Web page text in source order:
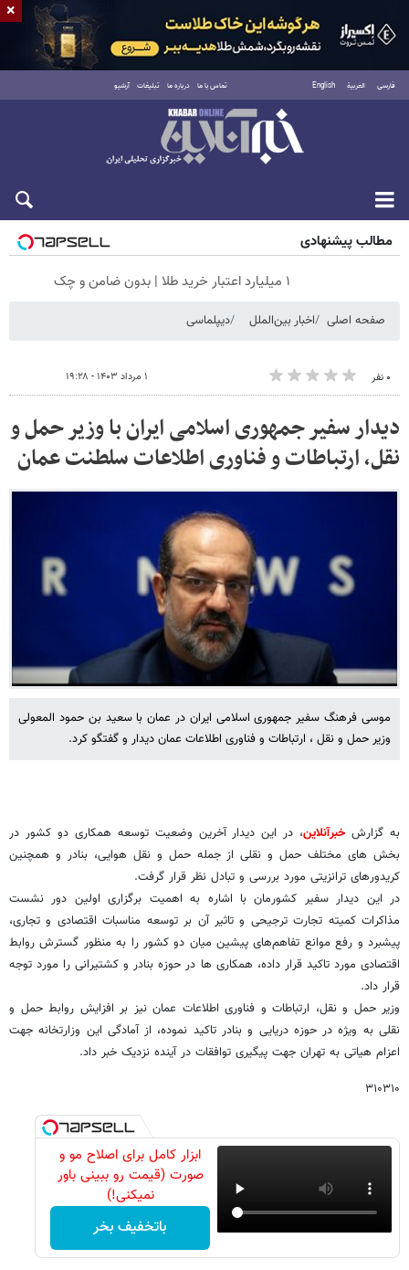
فارسی العربية English تماس با ما درباره ما تبلیغات آرشیو
جمعه ۱۶ مرداد ۱۴۰۵
مطالب پیشنهادی
۱ میلیارد اعتبار خرید طلا | بدون ضامن و چک
صفحه اصلی اخبار بین‌الملل دیپلماسی
۰ نفر ۱ مرداد ۱۴۰۳ - ۱۹:۲۸
دیدار سفیر جمهوری اسلامی ایران با وزیر حمل و
نقل، ارتباطات و فناوری اطلاعات سلطنت عمان
موسی فرهنگ سفیر جمهوری اسلامی ایران در عمان با سعید بن حمود المعولی
وزیر حمل و نقل ، ارتباطات و فناوری اطلاعات عمان دیدار و گفتگو کرد.
به گزارشخبرآنلاین، در این دیدار آخرین وضعیت توسعه همکاری دو کشور در
بخش های مختلف حمل و نقلی از جمله حمل و نقل هوایی، بنادر و همچنین
کریدورهای ترانزیتی مورد بررسی و تبادل نظر قرار گرفت.
در این دیدار سفیر کشورمان با اشاره به اهمیت برگزاری اولین دور نشست
مذاکرات کمیته تجارت ترجیحی و تاثیر آن بر توسعه مناسبات اقتصادی و تجاری،
پیشبرد و رفع موانع تفاهم‌های پیشین میان دو کشور را به منظور گسترش روابط
اقتصادی مورد تاکید قرار داده، همکاری ها در حوزه بنادر و کشتیرانی را مورد توجه
قرار داد.
وزیر حمل و نقل، ارتباطات و فناوری اطلاعات عمان نیز بر افزایش روابط حمل و
نقلی به ویژه در حوزه دریایی و بنادر تاکید نموده، از آمادگی این وزارتخانه جهت
اعزام هیاتی به تهران جهت پیگیری توافقات در آینده نزدیک خبر داد.
۳۱۰۳۱۰
ابزار کامل برای اصلاح مو و
صورت (قیمت رو ببینی باور
نمیکنی!)
باتخفیف بخر
×